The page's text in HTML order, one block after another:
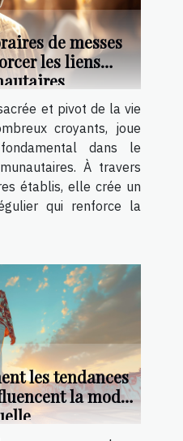
de messes
les liens
et pivot de la vie
croyants, joue
dans le
À travers
établis, elle crée un
qui renforce la
les tendances
la mode